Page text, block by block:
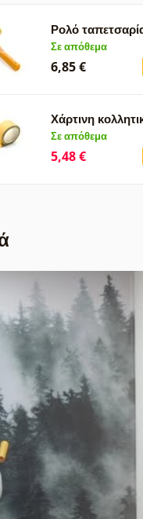
Ρολό
Σε απόθεμα
6,85 €
Χάρτινη
Σε απόθεμα
5,48 €